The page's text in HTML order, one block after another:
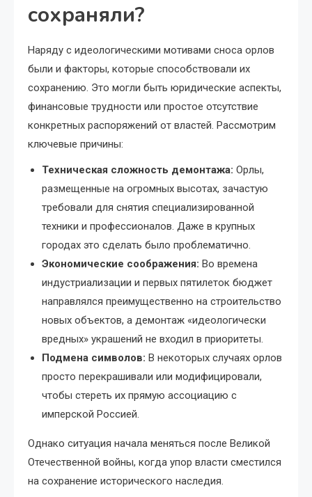
сохраняли?
Наряду с идеологическими мотивами сноса орлов
были и факторы, которые способствовали их
сохранению. Это могли быть юридические аспекты,
финансовые трудности или простое отсутствие
конкретных распоряжений от властей. Рассмотрим
ключевые причины:
Техническая сложность демонтажа: Орлы,
размещенные на огромных высотах, зачастую
требовали для снятия специализированной
техники и профессионалов. Даже в крупных
городах это сделать было проблематично.
Экономические соображения: Во времена
индустриализации и первых пятилеток бюджет
направлялся преимущественно на строительство
новых объектов, а демонтаж «идеологически
вредных» украшений не входил в приоритеты.
Подмена символов: В некоторых случаях орлов
просто перекрашивали или модифицировали,
чтобы стереть их прямую ассоциацию с
имперской Россией.
Однако ситуация начала меняться после Великой
Отечественной войны, когда упор власти сместился
на сохранение исторического наследия.